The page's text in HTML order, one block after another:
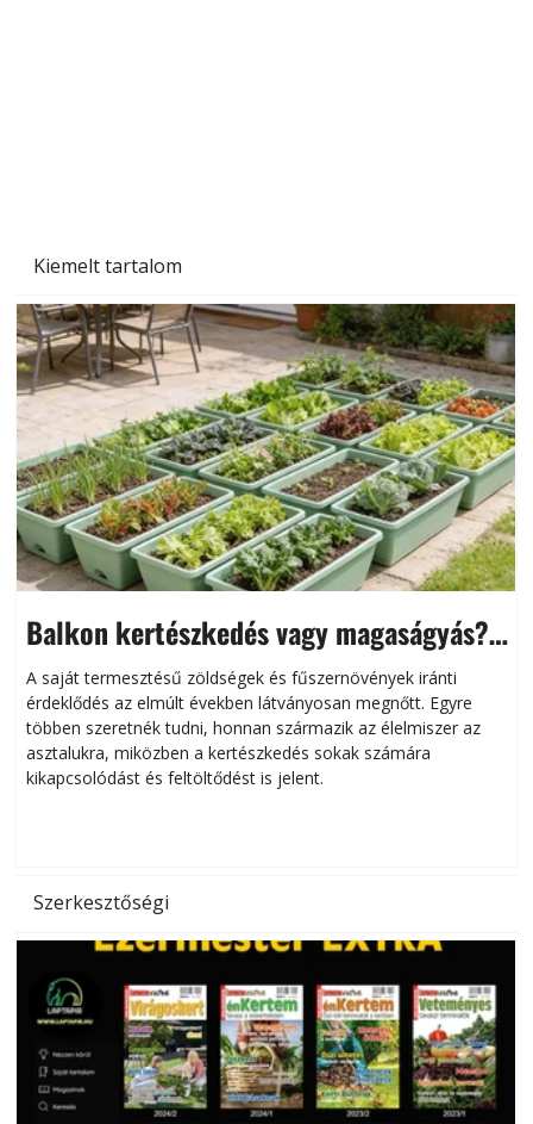
Kiemelt tartalom
Balkon kertészkedés vagy magaságyás?
Helytakarékos kertészkedés
A saját termesztésű zöldségek és fűszernövények iránti
érdeklődés az elmúlt években látványosan megnőtt. Egyre
többen szeretnék tudni, honnan származik az élelmiszer az
asztalukra, miközben a kertészkedés sokak számára
kikapcsolódást és feltöltődést is jelent.
Szerkesztőségi